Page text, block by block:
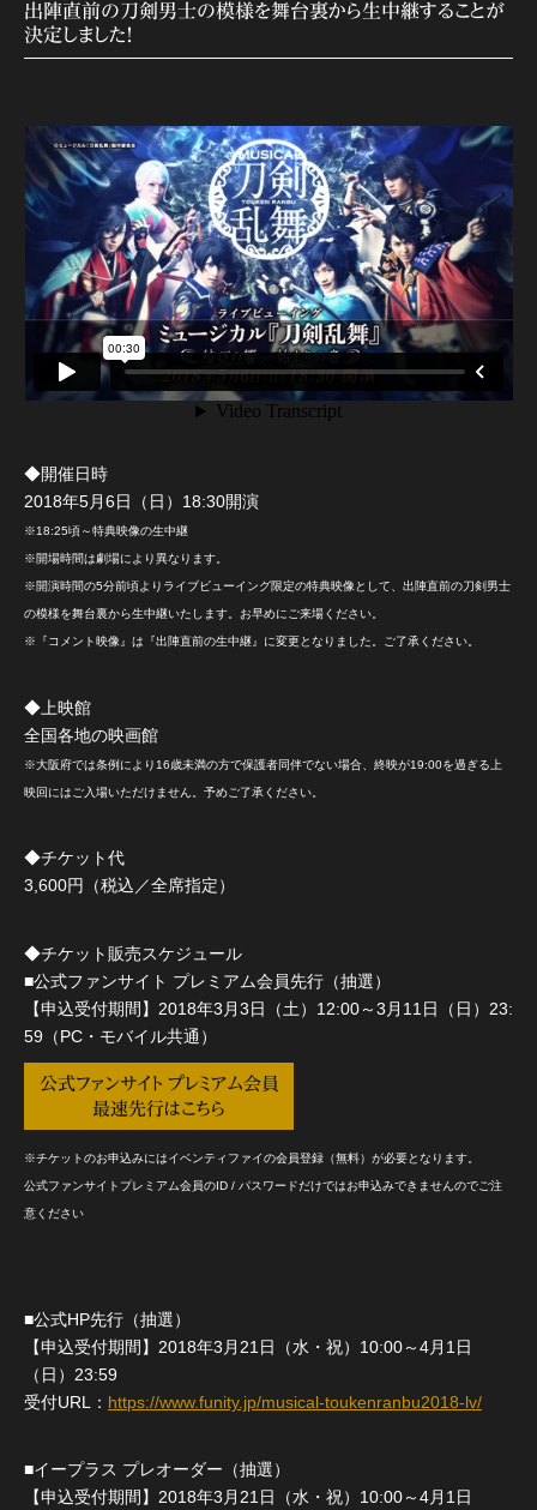
出陣直前の刀剣男士の模様を舞台裏から生中継することが
決定しました！
◆開催日時
2018年5月6日（日）18:30開演
※18:25頃～特典映像の生中継
※開場時間は劇場により異なります。
※開演時間の5分前頃よりライブビューイング限定の特典映像として、出陣直前の刀剣男士
の模様を舞台裏から生中継いたします。お早めにご来場ください。
※『コメント映像』は『出陣直前の生中継』に変更となりました。ご了承ください。
◆上映館
全国各地の映画館
※大阪府では条例により16歳未満の方で保護者同伴でない場合、終映が19:00を過ぎる上
映回にはご入場いただけません。予めご了承ください。
◆チケット代
3,600円（税込／全席指定）
◆チケット販売スケジュール
■公式ファンサイト プレミアム会員先行（抽選）
【申込受付期間】2018年3月3日（土）12:00～3月11日（日）23:
59（PC・モバイル共通）
公式ファンサイト プレミアム会員
最速先行はこちら
※チケットのお申込みにはイベンティファイの会員登録（無料）が必要となります。
公式ファンサイトプレミアム会員のID / パスワードだけではお申込みできませんのでご注
意ください
■公式HP先行（抽選）
【申込受付期間】2018年3月21日（水・祝）10:00～4月1日
（日）23:59
受付URL： https://www.funity.jp/musical-toukenranbu2018-lv/
■イープラス プレオーダー（抽選）
【申込受付期間】2018年3月21日（水・祝）10:00～4月1日